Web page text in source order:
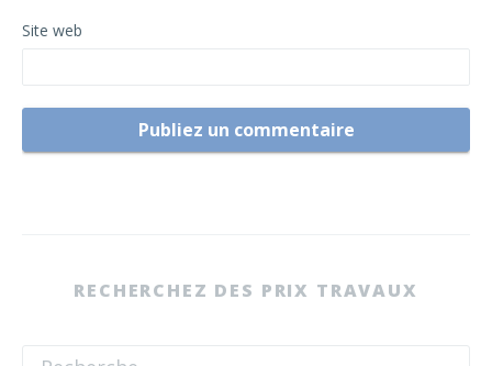
Site web
RECHERCHEZ DES PRIX TRAVAUX